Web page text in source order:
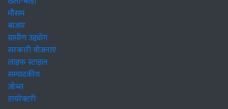
मौसम
बाजार
ग्रामीण उद्द्योग
सरकारी योजनाएं
लाइफ स्टाइल
सम्पादकीय
जॉब्स
डायरेक्टरी